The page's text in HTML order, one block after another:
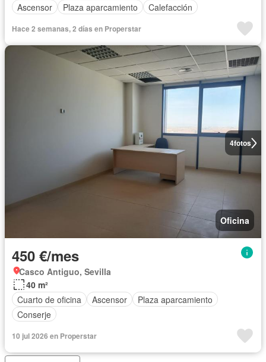
Ascensor
Plaza aparcamiento Calefacción
Hace 2 semanas, 2 días en Properstar
4fotos
Oficina
450 €/mes
Casco Antiguo, Sevilla
40 m²
Cuarto de oficina
Ascensor
Plaza aparcamiento
Conserje
10 jul 2026 en Properstar